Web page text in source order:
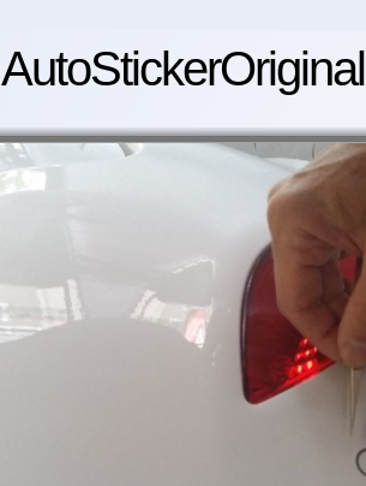
AutoStickerOriginal